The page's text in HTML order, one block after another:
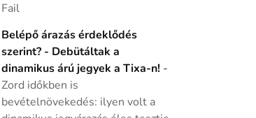
Fail
Belépő árazás érdeklődés
szerint? - Debütáltak a
dinamikus árú jegyek a Tixa-n! -
Zord időkben is
bevételnövekedés: ilyen volt a